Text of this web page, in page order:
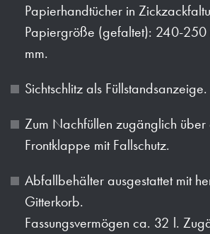
Papierhandtücher in
Papiergröße (gefaltet): 240-250
mm.
Sichtschlitz als Füllstandsanzeige.
Zum Nachfüllen zugänglich
Frontklappe mit Fallschutz.
Abfallbehälter ausgestattet mit
Gitterkorb.
Fassungsvermögen ca. 32 l.